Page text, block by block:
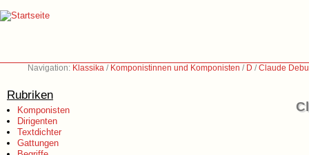
Navigation: Klassika / Komponistinnen und Komponisten / D /Claude
Rubriken
Komponisten
Dirigenten
Textdichter
Gattungen